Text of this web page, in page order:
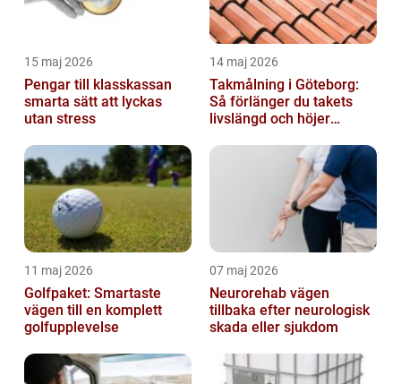
15 maj 2026
Pengar till klasskassan
smarta sätt att lyckas
utan stress
14 maj 2026
Takmålning i Göteborg:
Så förlänger du takets
livslängd och höjer
11 maj 2026
Golfpaket: Smartaste
vägen till en komplett
golfupplevelse
07 maj 2026
Neurorehab vägen
tillbaka efter neurologisk
skada eller sjukdom